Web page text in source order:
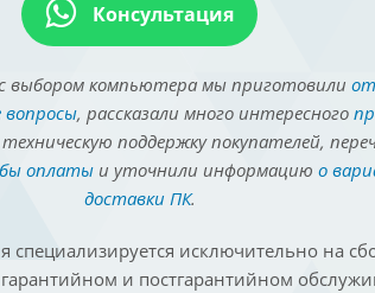
Консультация
выбором компьютера мы приготовили
вопросы, рассказали много интересного
поддержку покупателей,
оплатыи уточнили информацию о
доставки ПК.
специализируется исключительно на
и постгарантийном